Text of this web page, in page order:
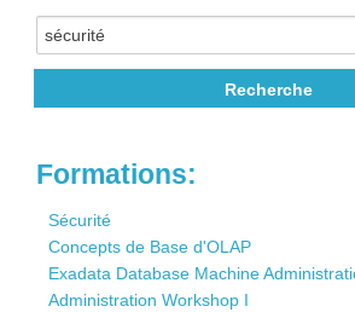
Recrutement
Contact
Formations:
Sécurité
Concepts de Base d'OLAP
Exadata Database Machine
Administration Workshop I